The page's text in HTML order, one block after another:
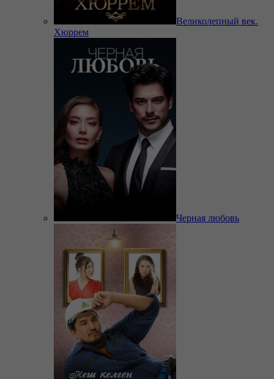
Великолепный век.
Хюррем
Черная любовь